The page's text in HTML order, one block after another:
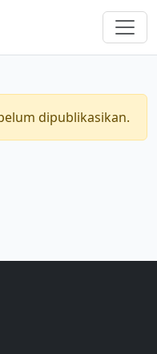
dipublikasikan.